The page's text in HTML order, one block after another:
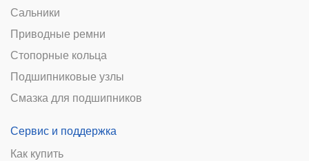
Сальники
Приводные ремни
Стопорные кольца
Подшипниковые узлы
Смазка для подшипников
Сервис и поддержка
Как купить